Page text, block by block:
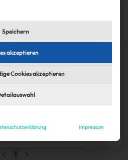
hat der Mess- und
1
Speichern
akzeptieren
Cookies akzeptieren
Impressum